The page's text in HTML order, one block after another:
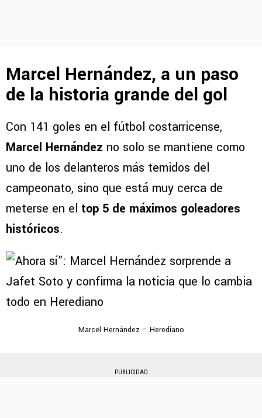
Marcel Hernández, a un paso
de la historia grande del gol
Con 141 goles en el fútbol costarricense,
Marcel Hernández no solo se mantiene como
uno de los delanteros más temidos del
campeonato, sino que está muy cerca de
meterse en el top 5 de máximos goleadores
históricos.
Marcel Hernández – Herediano
PUBLICIDAD